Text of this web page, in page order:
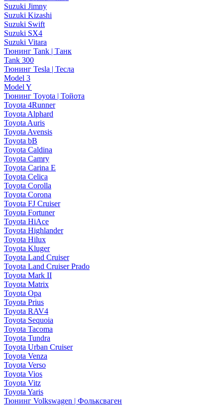
Suzuki Jimny
Suzuki Kizashi
Suzuki Swift
Suzuki SX4
Suzuki Vitara
Тюнинг Tank | Танк
Tank 300
Тюнинг Tesla | Тесла
Model 3
Model Y
Тюнинг Toyota | Тойота
Toyota 4Runner
Toyota Alphard
Toyota Auris
Toyota Avensis
Toyota bB
Toyota Caldina
Toyota Camry
Toyota Carina E
Toyota Celica
Toyota Corolla
Toyota Corona
Toyota FJ Cruiser
Toyota Fortuner
Toyota HiAce
Toyota Highlander
Toyota Hilux
Toyota Kluger
Toyota Land Cruiser
Toyota Land Cruiser Prado
Toyota Mark II
Toyota Matrix
Toyota Opa
Toyota Prius
Toyota RAV4
Toyota Sequoia
Toyota Tacoma
Toyota Tundra
Toyota Urban Cruiser
Toyota Venza
Toyota Verso
Toyota Vios
Toyota Vitz
Toyota Yaris
Тюнинг Volkswagen | Фольксваген